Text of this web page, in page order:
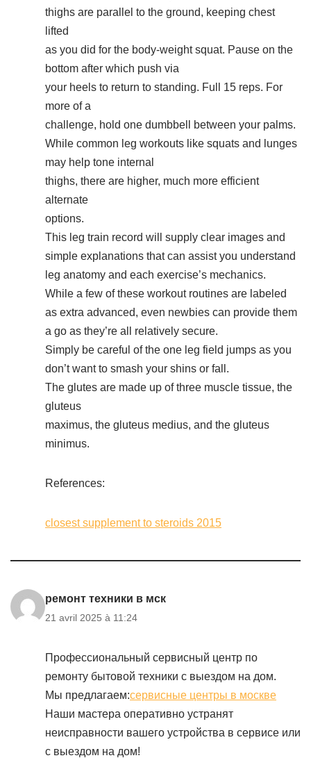
thighs are parallel to the ground, keeping chest
lifted
as you did for the body-weight squat. Pause on the
bottom after which push via
your heels to return to standing. Full 15 reps. For
more of a
challenge, hold one dumbbell between your palms.
While common leg workouts like squats and lunges
may help tone internal
thighs, there are higher, much more efficient
alternate
options.
This leg train record will supply clear images and
simple explanations that can assist you understand
leg anatomy and each exercise’s mechanics.
While a few of these workout routines are labeled
as extra advanced, even newbies can provide them
a go as they’re all relatively secure.
Simply be careful of the one leg field jumps as you
don’t want to smash your shins or fall.
The glutes are made up of three muscle tissue, the
gluteus
maximus, the gluteus medius, and the gluteus
minimus.
References:
closest supplement to steroids 2015
ремонт техники в мск
21 avril 2025 à 11:24
Профессиональный сервисный центр по
ремонту бытовой техники с выездом на дом.
Мы предлагаем:сервисные центры в москве
Наши мастера оперативно устранят
неисправности вашего устройства в сервисе или
с выездом на дом!